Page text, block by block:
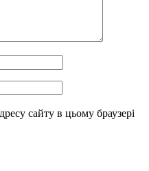
сайту в цьому браузері